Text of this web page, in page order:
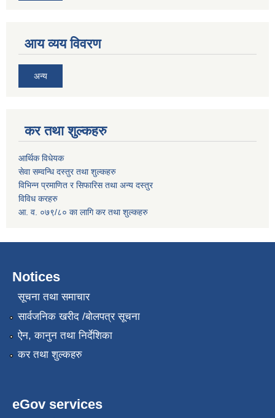
आय व्यय विवरण
अन्य
कर तथा शुल्कहरु
आर्थिक विधेयक
सेवा सम्वन्धि दस्तुर तथा शुल्कहरु
विभिन्न प्रमाणित र सिफारिस तथा अन्य दस्तुर
विविध करहरु
आ. व. ०७९/८० का लागि कर तथा शुल्कहरु
Notices
सूचना तथा समाचार
सार्वजनिक खरीद /बोलपत्र सूचना
ऐन, कानुन तथा निर्देशिका
कर तथा शुल्कहरु
eGov services